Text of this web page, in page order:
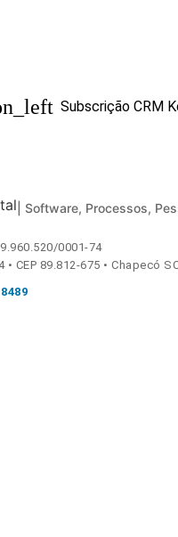
Subscrição CRM
| Software, Processos,
0001-74
• CEP 89.812-675 • Chapecó